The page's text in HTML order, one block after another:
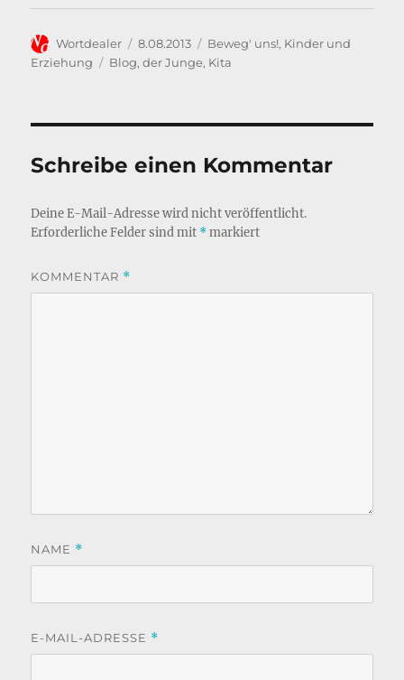
o
k
n
Autor
Wortdealer
Veröffentlicht
am
8.08.2013 Kategorien
Beweg' uns!, Kinder und
Erziehung
Schlagwörter
Blog,der Junge, Kita
Schreibe einen Kommentar
Deine E-Mail-Adresse wird nicht veröffentlicht.
Erforderliche Felder sind mit *markiert
KOMMENTAR *
NAME *
E-MAIL-ADRESSE *